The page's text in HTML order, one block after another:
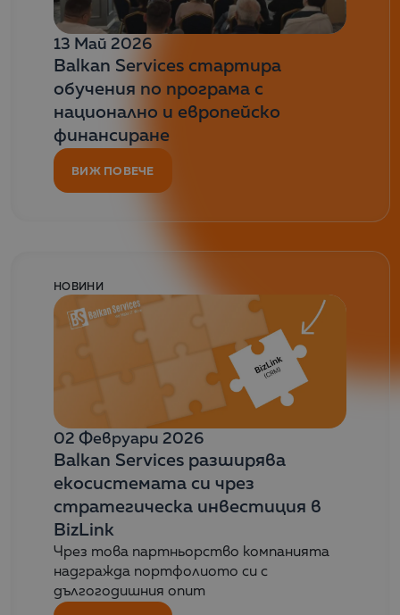
13 Май 2026
Balkan Services стартира
обучения по програма с
национално и европейско
финансиране
ВИЖ ПОВЕЧЕ
НОВИНИ
02 Февруари 2026
Balkan Services разширява
екосистемата си чрез
стратегическа инвестиция в
BizLink
Чрез това партньорство компанията
надгражда портфолиото си с
дългогодишния опит